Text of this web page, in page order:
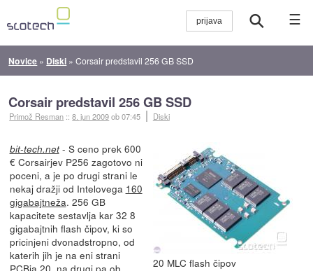
☰
Novice » Diski »Corsair predstavil 256 GB SSD
Corsair predstavil 256 GB SSD
Primož Resman ::8. jun 2009ob 07:45 Diski
20 MLC flash čipov
bit-tech.net- S ceno prek 600
€ Corsairjev P256 zagotovo ni
poceni, a je po drugi strani le
nekaj dražji od Intelovega 160
gigabajtneža. 256 GB
kapacitete sestavlja kar 32 8
gigabajtnih flash čipov, ki so
pricinjeni dvonadstropno, od
katerih jih je na eni strani
PCBja 20, na drugi pa ob